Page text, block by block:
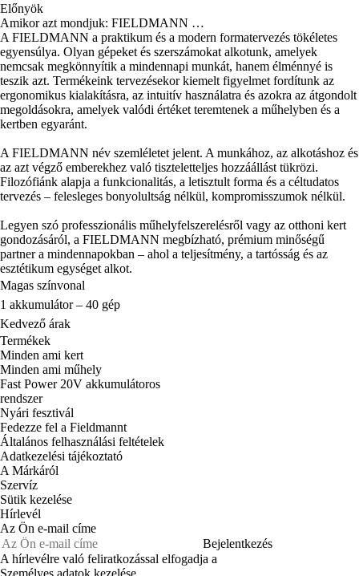
Előnyök
Amikor azt mondjuk: FIELDMANN …
A FIELDMANN a praktikum és a modern formatervezés tökéletes
egyensúlya. Olyan gépeket és szerszámokat alkotunk, amelyek
nemcsak megkönnyítik a mindennapi munkát, hanem élménnyé is
teszik azt. Termékeink tervezésekor kiemelt figyelmet fordítunk az
ergonomikus kialakításra, az intuitív használatra és azokra az átgondolt
megoldásokra, amelyek valódi értéket teremtenek a műhelyben és a
kertben egyaránt.
A FIELDMANN név szemléletet jelent. A munkához, az alkotáshoz és
az azt végző emberekhez való tiszteletteljes hozzáállást tükrözi.
Filozófiánk alapja a funkcionalitás, a letisztult forma és a céltudatos
tervezés – felesleges bonyolultság nélkül, kompromisszumok nélkül.
Legyen szó professzionális műhelyfelszerelésről vagy az otthoni kert
gondozásáról, a FIELDMANN megbízható, prémium minőségű
partner a mindennapokban – ahol a teljesítmény, a tartósság és az
esztétikum egységet alkot.
Magas színvonal
1 akkumulátor – 40 gép
Kedvező árak
Termékek
Minden ami kert
Minden ami műhely
Fast Power 20V akkumulátoros
rendszer
Nyári fesztivál
Fedezze fel a Fieldmannt
Általános felhasználási feltételek
Adatkezelési tájékoztató
A Márkáról
Szervíz
Sütik kezelése
Hírlevél
Az Ön e-mail címe
Bejelentkezés
A hírlevélre való feliratkozással elfogadja a
Személyes adatok kezelése